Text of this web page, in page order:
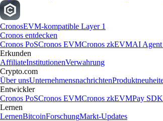
CronosEVM-kompatible Layer 1
Cronos entdecken
Cronos PoSCronos EVMCronos zkEVMAI
Erkunden
AffiliateInstitutionenVerwahrung
Crypto.com
Über unsUnternehmensnachrichten
Entwickler
Cronos PoSCronos EVMCronos zkEVMPay SDK
Lernen
LernenBitcoinForschungMarkt-Updates